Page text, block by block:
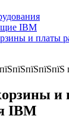
IBM
и платы
и
IBM